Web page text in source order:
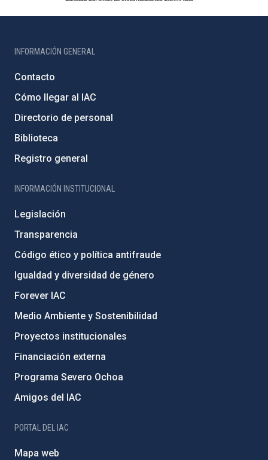
INFORMACIÓN GENERAL
Contacto
Cómo llegar al IAC
Directorio de personal
Biblioteca
Registro general
INFORMACIÓN INSTITUCIONAL
Legislación
Transparencia
Código ético y política antifraude
Igualdad y diversidad de género
Forever IAC
Medio Ambiente y Sostenibilidad
Proyectos institucionales
Financiación externa
Programa Severo Ochoa
Amigos del IAC
PORTAL DEL IAC
Mapa web